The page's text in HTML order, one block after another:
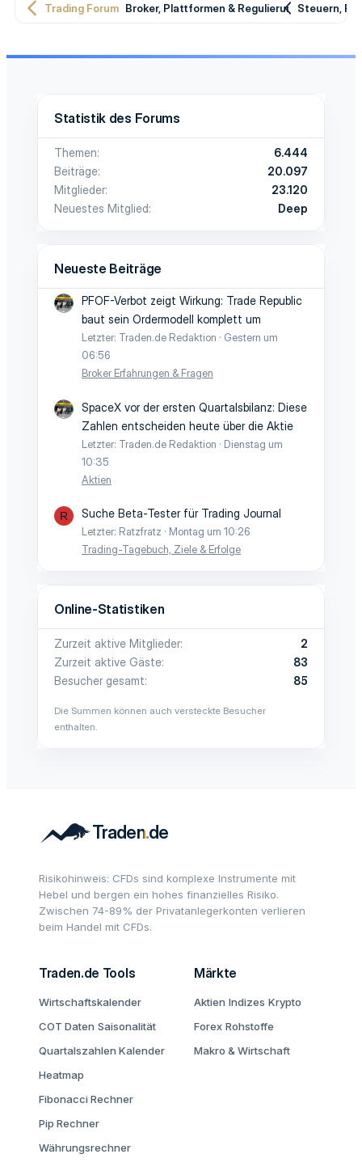
Trading Forum Broker, Plattformen & RegulierungSteuern,
Statistik des Forums
Themen
6.444
Beiträge
20.097
Mitglieder
23.120
Neuestes Mitglied
Deep
Neueste Beiträge
PFOF-Verbot zeigt Wirkung: Trade Republic
baut sein Ordermodell komplett um
Letzter: Traden.de Redaktion
Gestern um
06:56
Broker Erfahrungen & Fragen
SpaceX vor der ersten Quartalsbilanz: Diese
Zahlen entscheiden heute über die Aktie
Letzter: Traden.de Redaktion
Dienstag um
10:35
Aktien
R Suche Beta-Tester für Trading Journal
Letzter: Ratzfratz
Montag um 10:26
Trading-Tagebuch, Ziele & Erfolge
Online-Statistiken
Zurzeit aktive Mitglieder
2
Zurzeit aktive Gäste
83
Besucher gesamt
85
Die Summen können auch versteckte Besucher
enthalten.
Risikohinweis: CFDs sind komplexe Instrumente mit
Hebel und bergen ein hohes finanzielles Risiko.
Zwischen 74-89% der Privatanlegerkonten verlieren
beim Handel mit CFDs.
Traden.de Tools
Wirtschaftskalender
COT Daten Saisonalität
Quartalszahlen Kalender
Heatmap
Fibonacci Rechner
Pip Rechner
Währungsrechner
Märkte
Aktien Indizes Krypto
Forex Rohstoffe
Makro & Wirtschaft